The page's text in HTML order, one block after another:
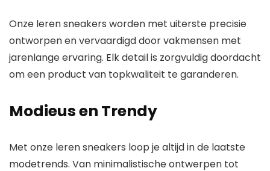
Onze leren sneakers worden met uiterste precisie
ontworpen en vervaardigd door vakmensen met
jarenlange ervaring. Elk detail is zorgvuldig doordacht
om een product van topkwaliteit te garanderen.
Modieus en Trendy
Met onze leren sneakers loop je altijd in de laatste
modetrends. Van minimalistische ontwerpen tot